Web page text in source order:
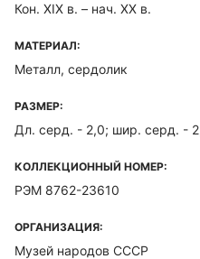
Кон. XIX в. – нач. XX в.
МАТЕРИАЛ:
Металл, сердолик
РАЗМЕР:
Дл. серд. - 2,0; шир. серд. -
КОЛЛЕКЦИОННЫЙ НОМЕР:
РЭМ 8762-23610
ОРГАНИЗАЦИЯ:
Музей народов СССР